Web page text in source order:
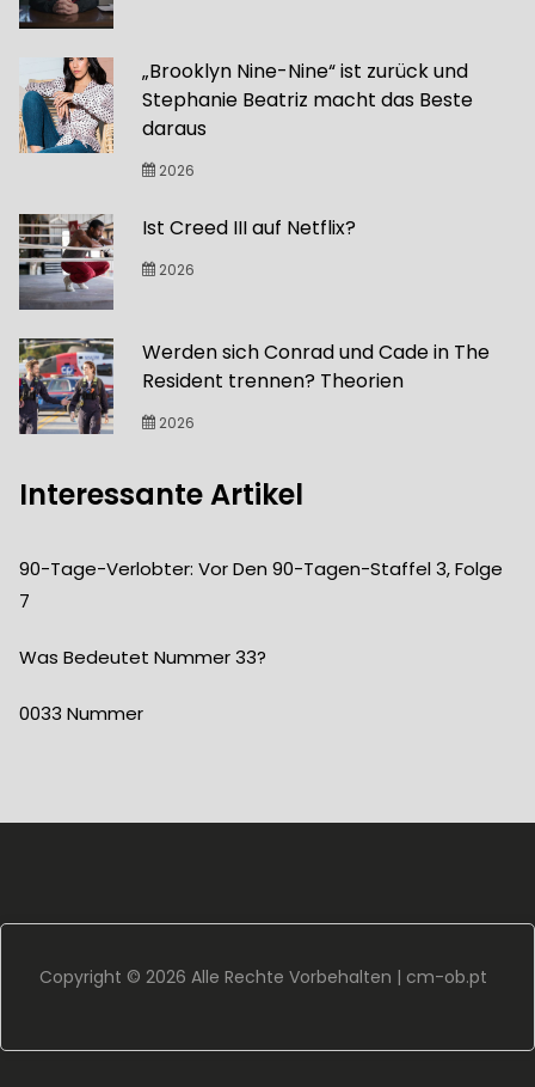
„Brooklyn Nine-Nine“ ist zurück und
Stephanie Beatriz macht das Beste
daraus
2026
Ist Creed III auf Netflix?
2026
Werden sich Conrad und Cade in The
Resident trennen? Theorien
2026
Interessante Artikel
90-Tage-Verlobter: Vor Den 90-Tagen-Staffel 3, Folge
7
Was Bedeutet Nummer 33?
0033 Nummer
Copyright © 2026 Alle Rechte Vorbehalten | cm-ob.pt